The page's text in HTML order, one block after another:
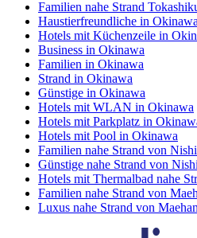
Familien nahe Strand
Haustierfreundliche in Okinawa
Hotels mit Küchenzeile in
Business in Okinawa
Familien in Okinawa
Strand in Okinawa
Günstige in Okinawa
Hotels mit WLAN in Okinawa
Hotels mit Parkplatz in
Hotels mit Pool in Okinawa
Familien nahe Strand von
Günstige nahe Strand von
Hotels mit Thermalbad nahe
Familien nahe Strand von
Luxus nahe Strand von